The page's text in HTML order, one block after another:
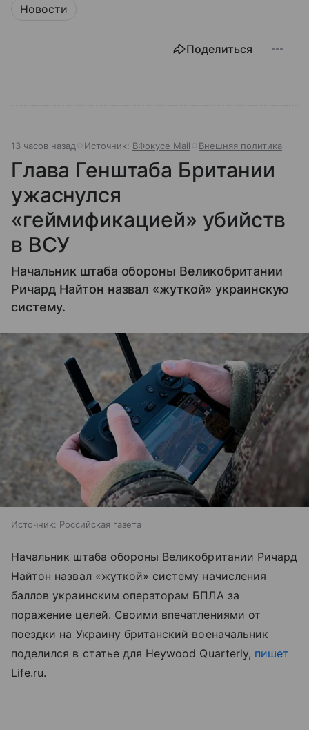
Новости
Поделиться
13 часов назад Источник: ВФокусе Mail Внешняя политика
Глава Генштаба Британии
ужаснулся
«геймификацией» убийств
в ВСУ
Начальник штаба обороны Великобритании
Ричард Найтон назвал «жуткой» украинскую
систему.
Источник: Российская газета
Начальник штаба обороны Великобритании Ричард
Найтон назвал «жуткой» систему начисления
баллов украинским операторам БПЛА за
поражение целей. Своими впечатлениями от
поездки на Украину британский военачальник
поделился в статье для Heywood Quarterly, пишет
Life.ru.